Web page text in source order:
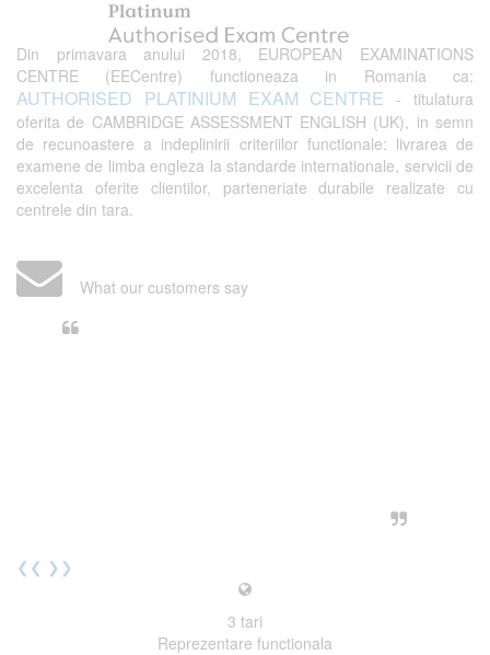
Din primavara anului 2018, EUROPEAN EXAMINATIONS
CENTRE (EECentre) functioneaza in Romania ca:
AUTHORISED PLATINIUM EXAM CENTRE - titulatura
oferita de CAMBRIDGE ASSESSMENT ENGLISH (UK), in semn
de recunoastere a indeplinirii criteriilor functionale: livrarea de
examene de limba engleza la standarde internationale, servicii de
excelenta oferite clientilor, parteneriate durabile realizate cu
centrele din tara.
What our customers say
❮❮ ❯❯
3 tari
Reprezentare functionala